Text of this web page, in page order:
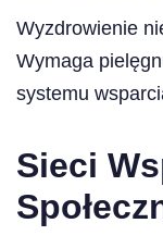
Wyzdrowienie
Wymaga
systemu
Sieci